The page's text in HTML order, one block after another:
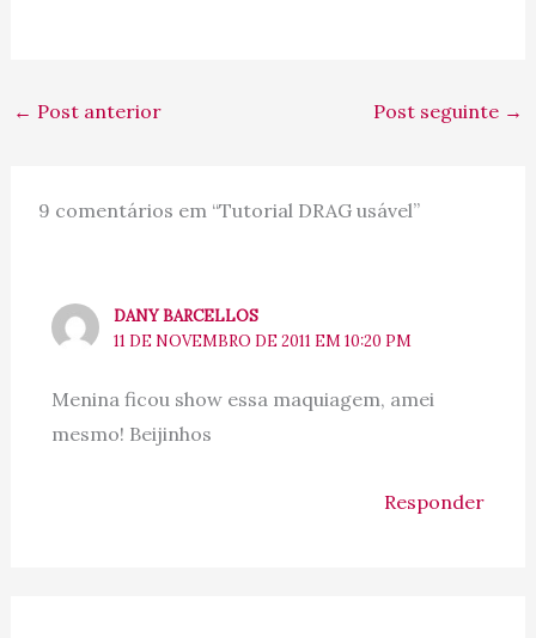
← Post anterior Post seguinte →
9 comentários em “Tutorial DRAG usável”
DANY BARCELLOS
11 DE NOVEMBRO DE 2011 EM 10:20 PM
Menina ficou show essa maquiagem, amei
mesmo! Beijinhos
Responder